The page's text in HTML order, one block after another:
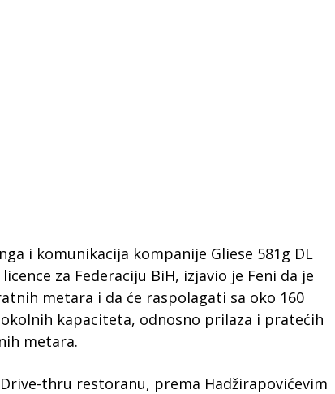
i komunikacija kompanije Gliese 581g DL
za Federaciju BiH, izjavio je Feni da je
metara i da će raspolagati sa oko 160
kapaciteta, odnosno prilaza i pratećih
metara.
thru restoranu, prema Hadžirapovićevim